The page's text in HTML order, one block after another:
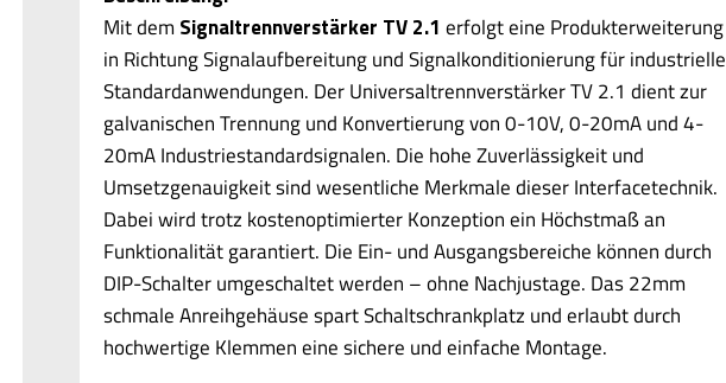
Mit dem Signaltrennverstärker TV 2.1 erfolgt eine Produkterweiterung
in Richtung Signalaufbereitung und Signalkonditionierung für industrielle
Standardanwendungen. Der Universaltrennverstärker TV 2.1 dient zur
galvanischen Trennung und Konvertierung von 0-10V, 0-20mA und 4-
20mA Industriestandardsignalen. Die hohe Zuverlässigkeit und
Umsetzgenauigkeit sind wesentliche Merkmale dieser Interfacetechnik.
Dabei wird trotz kostenoptimierter Konzeption ein Höchstmaß an
Funktionalität garantiert. Die Ein- und Ausgangsbereiche können durch
DIP-Schalter umgeschaltet werden – ohne Nachjustage. Das 22mm
schmale Anreihgehäuse spart Schaltschrankplatz und erlaubt durch
hochwertige Klemmen eine sichere und einfache Montage.